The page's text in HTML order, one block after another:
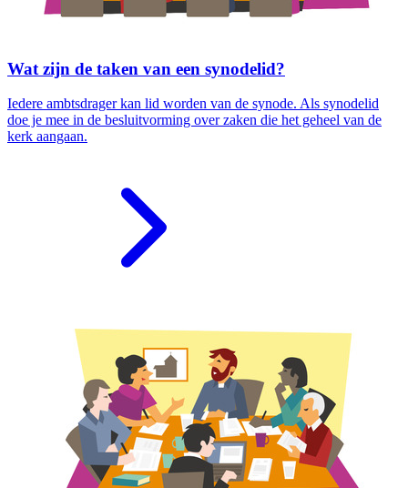
Wat zijn de taken van een synodelid?
Iedere ambtsdrager kan lid worden van de synode. Als synodelid
doe je mee in de besluitvorming over zaken die het geheel van de
kerk aangaan.